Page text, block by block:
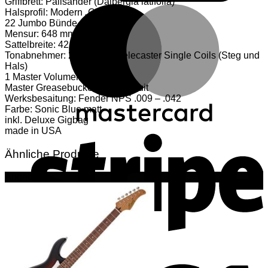
Gitarre
Menge
Halsprofil: Modern „C“
22 Jumbo Bünde
Mensur: 648 mm
Sattelbreite: 42 mm
Tonabnehmer: 2 Yosemite Telecaster Single Coils (Steg und
Hals)
1 Master Volumeregler
Master Greasebucket Tone Circuit
Werksbesaitung: Fender NPS .009 – .042
Farbe: Sonic Blue matt
inkl. Deluxe Gigbag
made in USA
Ähnliche Produkte